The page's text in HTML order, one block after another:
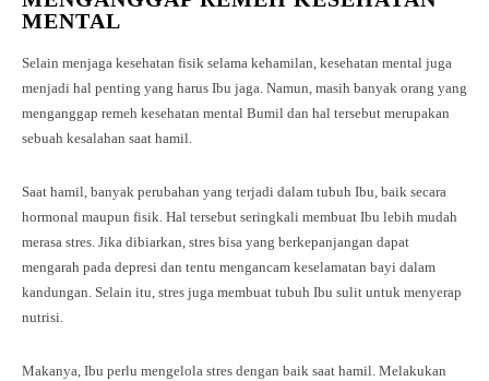
MENTAL
Selain menjaga kesehatan fisik selama kehamilan, kesehatan mental juga
menjadi hal penting yang harus Ibu jaga. Namun, masih banyak orang yang
menganggap remeh kesehatan mental Bumil dan hal tersebut merupakan
sebuah kesalahan saat hamil.
Saat hamil, banyak perubahan yang terjadi dalam tubuh Ibu, baik secara
hormonal maupun fisik. Hal tersebut seringkali membuat Ibu lebih mudah
merasa stres. Jika dibiarkan, stres bisa yang berkepanjangan dapat
mengarah pada depresi dan tentu mengancam keselamatan bayi dalam
kandungan. Selain itu, stres juga membuat tubuh Ibu sulit untuk menyerap
nutrisi.
Makanya, Ibu perlu mengelola stres dengan baik saat hamil. Melakukan